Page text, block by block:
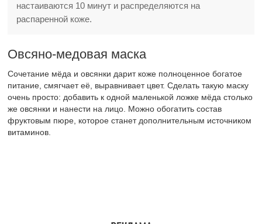
настаиваются 10 минут и распределяются на
распаренной коже.
Овсяно-медовая маска
Сочетание мёда и овсянки дарит коже полноценное богатое
питание, смягчает её, выравнивает цвет. Сделать такую маску
очень просто: добавить к одной маленькой ложке мёда столько
же овсянки и нанести на лицо. Можно обогатить состав
фруктовым пюре, которое станет дополнительным источником
витаминов.